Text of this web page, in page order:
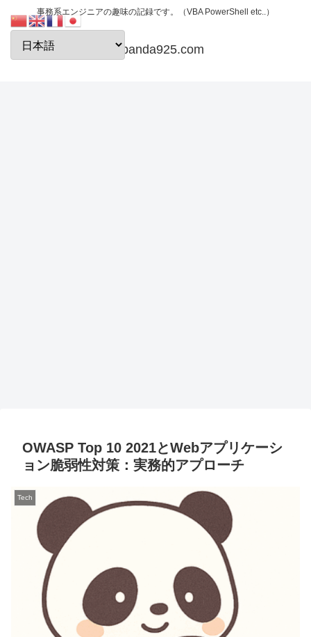
事務系エンジニアの趣味の記録です。（VBA PowerShell etc..）
papanda925.com
OWASP Top 10 2021とWebアプリケーシ
ョン脆弱性対策：実務的アプローチ
Tech